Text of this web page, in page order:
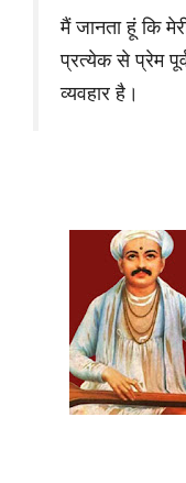
मैं जानता हूं कि
प्रत्येक से प्रेम
व्यवहार है।